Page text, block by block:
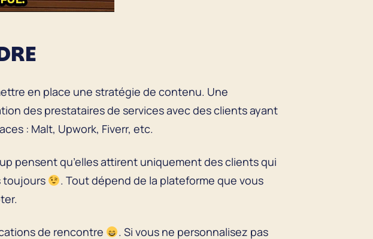
en place une stratégie de contenu. Une
des prestataires de services avec des clients ayant
: Malt, Upwork, Fiverr, etc.
pensent qu’elles attirent uniquement des clients qui
toujours
. Tout dépend de la plateforme que vous
de rencontre . Si vous ne personnalisez pas